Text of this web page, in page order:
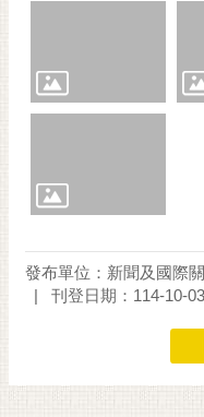
發布單位：新聞及國際
刊登日期：114-10-03